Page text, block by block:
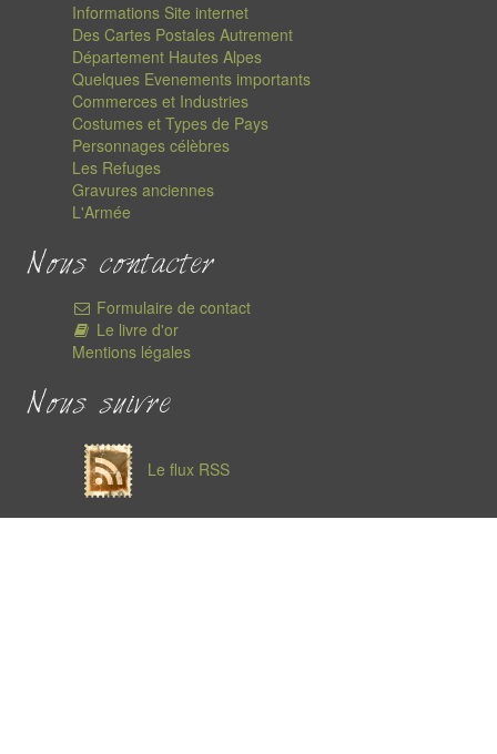
Informations Site internet
Des Cartes Postales Autrement
Département Hautes Alpes
Quelques Evenements importants
Commerces et Industries
Costumes et Types de Pays
Personnages célèbres
Les Refuges
Gravures anciennes
L'Armée
Nous contacter
Formulaire de contact
Le livre d'or
Mentions légales
Nous suivre
Le flux RSS